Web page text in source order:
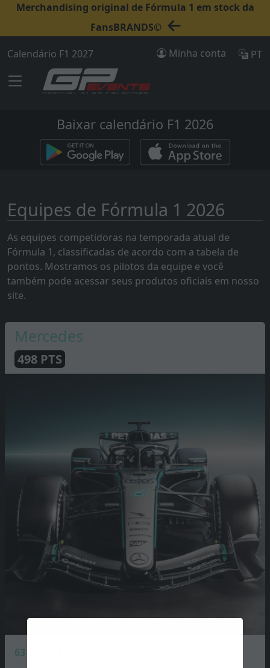
Merchandising original de Fórmula 1 em stock da
FansBRANDS©
Calendário F1 2027 Minha conta PT
Baixar calendário F1 2026
Equipes de Fórmula 1 2026
As equipes competidoras na temporada atual de
Fórmula 1, classificadas de acordo com a tabela de
pontos. Mostramos os pilotos da equipe e você
também pode acessar seus produtos oficiais em nosso
site.
Mercedes
498 PTS
63